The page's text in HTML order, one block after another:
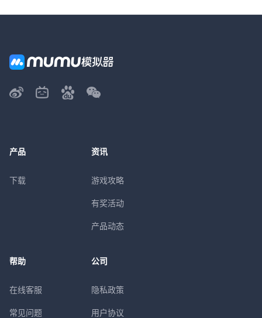
产品
下载
资讯
游戏攻略
有奖活动
产品动态
帮助
在线客服
常见问题
公司
隐私政策
用户协议